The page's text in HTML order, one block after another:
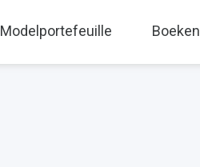
Modelportefeuille Boeken